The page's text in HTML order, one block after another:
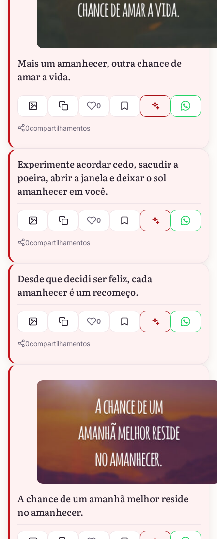
Mais um amanhecer, outra chance de
amar a vida.
0
0compartilhamentos
Experimente acordar cedo, sacudir a
poeira, abrir a janela e deixar o sol
amanhecer em você.
0
0compartilhamentos
Desde que decidi ser feliz, cada
amanhecer é um recomeço.
0
0compartilhamentos
A chance de um amanhã melhor reside
no amanhecer.